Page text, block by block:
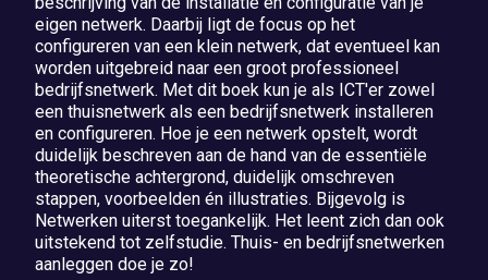
eigen netwerk. Daarbij ligt de focus op het
configureren van een klein netwerk, dat eventueel kan
worden uitgebreid naar een groot professioneel
bedrijfsnetwerk. Met dit boek kun je als ICT'er zowel
een thuisnetwerk als een bedrijfsnetwerk installeren
en configureren. Hoe je een netwerk opstelt, wordt
duidelijk beschreven aan de hand van de essentiële
theoretische achtergrond, duidelijk omschreven
stappen, voorbeelden én illustraties. Bijgevolg is
Netwerken uiterst toegankelijk. Het leent zich dan ook
uitstekend tot zelfstudie. Thuis- en bedrijfsnetwerken
aanleggen doe je zo!